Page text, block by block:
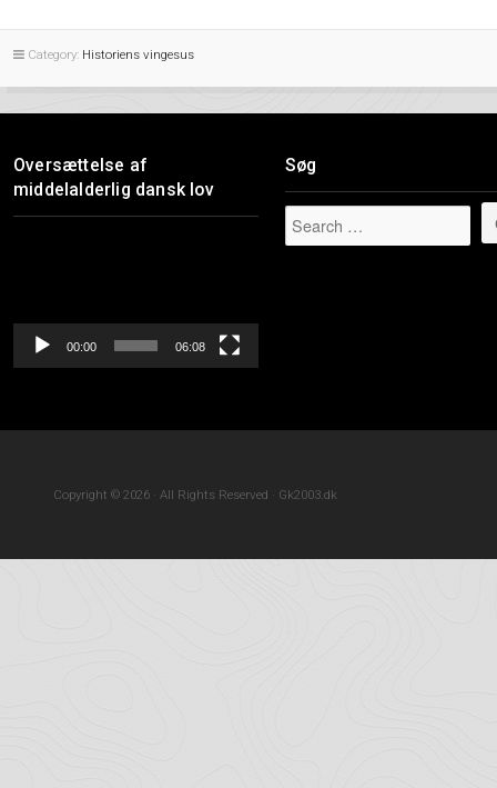
Category: Historiens vingesus
Oversættelse af
middelalderlig dansk lov
00:00 06:08
Søg
Copyright © 2026 · All Rights Reserved · Gk2003.dk